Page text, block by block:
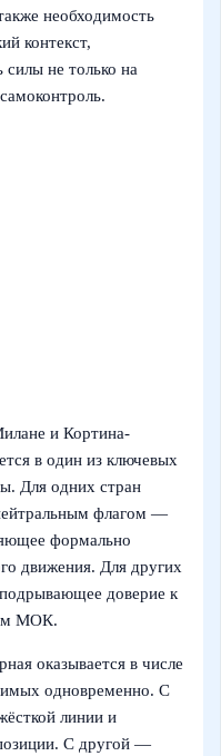
необходимость
контекст,
силы не только на
и Кортина-
в один из ключевых
Для одних стран
флагом —
формально
движения. Для других
доверие к
МОК.
оказывается в числе
одновременно. С
линии и
С другой —